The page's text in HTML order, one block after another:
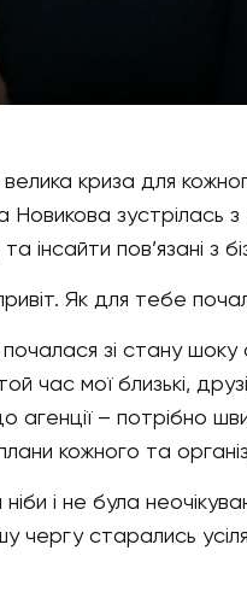
велика криза для
зустрілась з
інсайти пов’язані з
Як для тебе
почалася зі стану
час мої близькі,
агенції – потрібно
кожного та
ніби і не була
чергу старались